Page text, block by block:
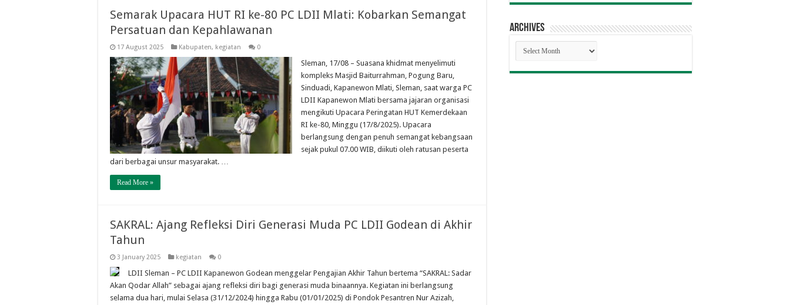
Semarak Upacara HUT RI ke-80 PC LDII Mlati: Kobarkan Semangat
Persatuan dan Kepahlawanan
17 August 2025 Kabupaten, kegiatan 0
Sleman, 17/08 – Suasana khidmat menyelimuti
kompleks Masjid Baiturrahman, Pogung Baru,
Sinduadi, Kapanewon Mlati, Sleman, saat warga PC
LDII Kapanewon Mlati bersama jajaran organisasi
mengikuti Upacara Peringatan HUT Kemerdekaan
RI ke-80, Minggu (17/8/2025). Upacara
berlangsung dengan penuh semangat kebangsaan
sejak pukul 07.00 WIB, diikuti oleh ratusan peserta
dari berbagai unsur masyarakat. …
Read More »
SAKRAL: Ajang Refleksi Diri Generasi Muda PC LDII Godean di Akhir
Tahun
3 January 2025 kegiatan 0
LDII Sleman – PC LDII Kapanewon Godean menggelar Pengajian Akhir Tahun bertema “SAKRAL: Sadar
Akan Qodar Allah” sebagai ajang refleksi diri bagi generasi muda binaannya. Kegiatan ini berlangsung
selama dua hari, mulai Selasa (31/12/2024) hingga Rabu (01/01/2025) di Pondok Pesantren Nur Azizah,
Archives
Archives